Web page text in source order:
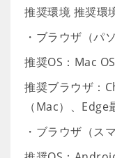
推奨環境 推奨環
・ブラウザ（パ
推奨OS：Mac
推奨ブラウザ：
（Mac）、Edge
・ブラウザ（ス